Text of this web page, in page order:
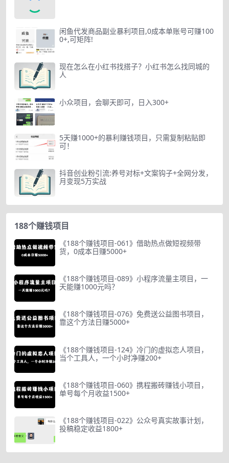
闲鱼代发商品副业暴利项目,0成本单账号可赚100
0+,可矩阵!
现在怎么在小红书找搭子？小红书怎么找同城的
人
小众项目，会聊天即可，日入300+
5天赚1000+的暴利赚钱项目，只需复制粘贴即
可！
抖音创业粉引流:养号对标+文案钩子+全网分发，
月变现5万实战
188个赚钱项目
《188个赚钱项目-061》借助热点做短视频带
货，0成本日赚5000+
《188个赚钱项目-089》小程序流量主项目，一
天能赚1000元吗？
《188个赚钱项目-076》免费送公益图书项目，
靠这个方法日赚5000+
《188个赚钱项目-124》冷门的虚拟恋人项目，
当个工具人，一个小时净赚200+
《188个赚钱项目-060》携程搬砖赚钱小项目，
单号每个月收益1500+
《188个赚钱项目-022》公众号真实故事计划，
投稿稳定收益1800+